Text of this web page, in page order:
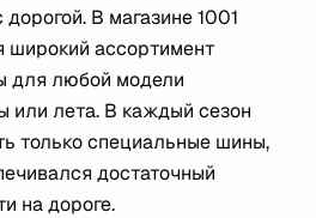
В магазине 1001
широкий ассортимент
для любой модели
или лета. В каждый сезон
только специальные шины,
достаточный
на дороге.